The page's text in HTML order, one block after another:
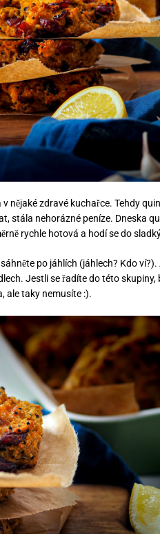
nějaké zdravé kuchařce. Tehdy
stála nehorázné peníze. Dneska
rychle hotová a hodí se do
po jáhlích (jáhlech? Kdo ví?).
Jestli se řadíte do této skupiny,
ale taky nemusíte :).